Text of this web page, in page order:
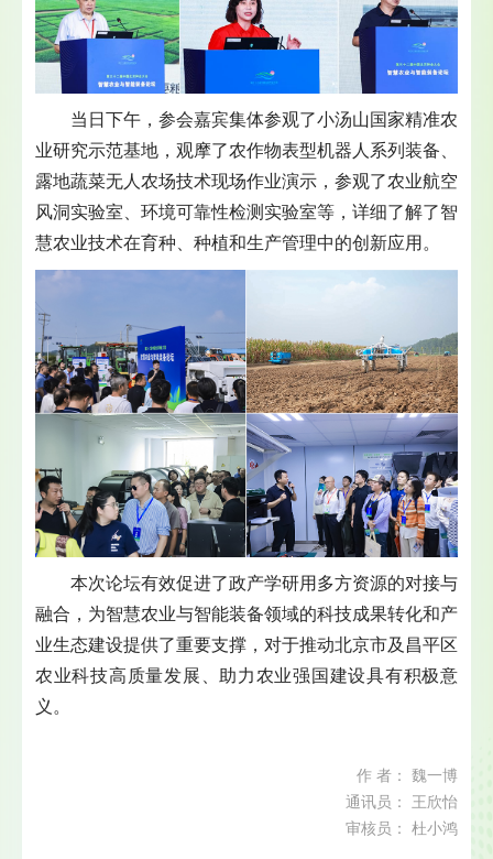
当日下午，参会嘉宾集体参观了小汤山国家精准农
业研究示范基地，观摩了农作物表型机器人系列装备、
露地蔬菜无人农场技术现场作业演示，参观了农业航空
风洞实验室、环境可靠性检测实验室等，详细了解了智
慧农业技术在育种、种植和生产管理中的创新应用。
本次论坛有效促进了政产学研用多方资源的对接与
融合，为智慧农业与智能装备领域的科技成果转化和产
业生态建设提供了重要支撑，对于推动北京市及昌平区
农业科技高质量发展、助力农业强国建设具有积极意
义。
作 者： 魏一博
通讯员： 王欣怡
审核员： 杜小鸿